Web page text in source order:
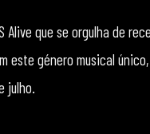
Alive que se orgulha de
este género musical
julho.